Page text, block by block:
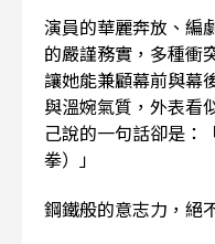
演員的華麗奔放、編
的嚴謹務實，多種衝
讓她能兼顧幕前與幕
與溫婉氣質，外表看
己說的一句話卻是：
拳）」
鋼鐵般的意志力，絕